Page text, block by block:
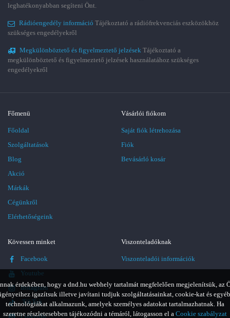
érdekében, hogy a dnd.hu webhely tartalmát megfelelően megjelenítsük, az
igényeihez igazítsuk illetve javítani tudjuk szolgáltatásainkat, cookie-kat és egyéb
technológiákat alkalmazunk, amelyek személyes adatokat tartalmazhatnak. Ha
szeretne részletesebben tájékozódni a témáról, látogasson el a Cookie szabályzat
leghatékonyabban segíteni Önt.
Rádióengedély információ Tájékoztató a rádiófrekvenciás eszközökhöz
szükséges engedélyekről
Megkülönböztető és figyelmeztető jelzések Tájékoztató a
megkülönböztető és figyelmeztető jelzések használatához szükséges
engedélyekről
Főmenü
Főoldal
Szolgáltatások
Blog
Akció
Márkák
Cégünkről
Elérhetőségeink
Vásárlói fiókom
Saját fiók létrehozása
Fiók
Bevásárló kosár
Kövessen minket
Facebook
Youtube
Instagram
TikTok
LinkedIn
Viszonteladóknak
Viszonteladói információk